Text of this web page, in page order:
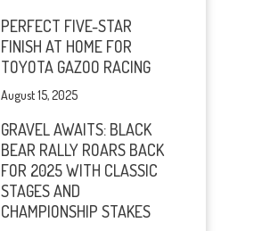
PERFECT FIVE-STAR
FINISH AT HOME FOR
TOYOTA GAZOO RACING
August 15, 2025
GRAVEL AWAITS: BLACK
BEAR RALLY ROARS BACK
FOR 2025 WITH CLASSIC
STAGES AND
CHAMPIONSHIP STAKES